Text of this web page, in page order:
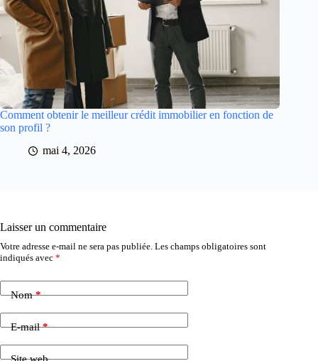
Comment obtenir le meilleur crédit immobilier en fonction de
son profil ?
mai 4, 2026
Laisser un commentaire
Votre adresse e-mail ne sera pas publiée. Les champs obligatoires sont
indiqués avec *
Nom*
E-mail*